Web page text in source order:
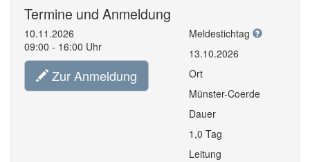
Termine und Anmeldung
10.11.2026
09:00 - 16:00 Uhr
Zur Anmeldung
Meldestichtag
13.10.2026
Ort
Münster-Coerde
Dauer
1,0 Tag
Leitung